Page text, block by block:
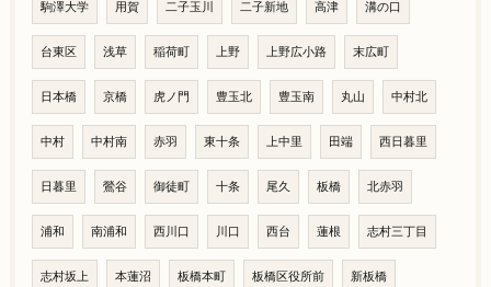
駒澤大学 用賀 二子玉川 二子新地 高津 溝の口
台東区 浅草 稲荷町 上野 上野広小路 末広町
日本橋 京橋 虎ノ門 豊玉北 豊玉南 丸山 中村北
中村 中村南 赤羽 東十条 上中里 田端 西日暮里
日暮里 鶯谷 御徒町 十条 尾久 板橋 北赤羽
浦和 南浦和 西川口 川口 西台 蓮根 志村三丁目
志村坂上 本蓮沼 板橋本町 板橋区役所前 新板橋